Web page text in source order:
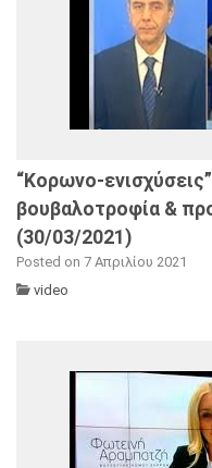
“Κορωνο-
βουβαλοτροφία &
(30/03/2021)
Posted on 7 Απριλίου 2021
video